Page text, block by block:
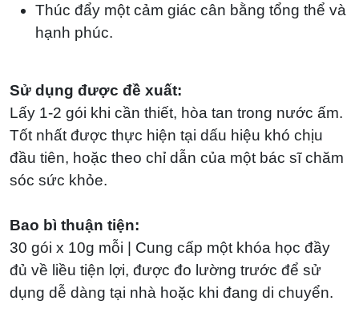
Thúc đẩy một cảm giác cân bằng tổng thể và
hạnh phúc.
Sử dụng được đề xuất:
Lấy 1-2 gói khi cần thiết, hòa tan trong nước ấm.
Tốt nhất được thực hiện tại dấu hiệu khó chịu
đầu tiên, hoặc theo chỉ dẫn của một bác sĩ chăm
sóc sức khỏe.
Bao bì thuận tiện:
30 gói x 10g mỗi | Cung cấp một khóa học đầy
đủ về liều tiện lợi, được đo lường trước để sử
dụng dễ dàng tại nhà hoặc khi đang di chuyển.